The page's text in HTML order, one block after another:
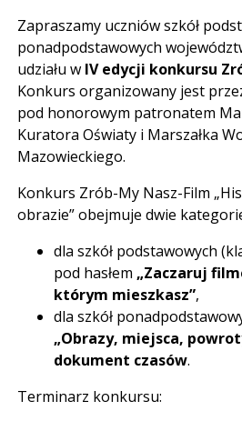
Zapraszamy uczniów szkół
ponadpodstawowych
udziału w IV edycji konkursu
Konkurs organizowany jest
pod honorowym patronatem
Kuratora Oświaty i Marszałka
Mazowieckiego.
Konkurs Zrób-My Nasz-Film
obrazie” obejmuje dwie
dla szkół podstawowych
pod hasłem „Zaczaruj
którym mieszkasz”,
dla szkół
„Obrazy, miejsca,
dokument czasów.
Terminarz konkursu: